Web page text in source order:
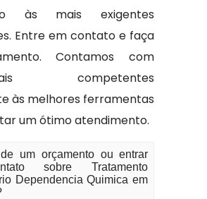
às mais exigentes
Entre em contato e faça
Contamos com
competentes
às melhores ferramentas
um ótimo atendimento.
um orçamento ou entrar
sobre Tratamento
Dependencia Quimica em